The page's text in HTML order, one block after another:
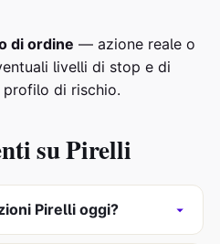
di ordine — azione reale o
livelli di stop e di
di rischio.
su Pirelli
Pirelli oggi?